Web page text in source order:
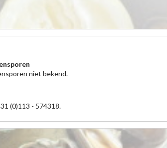
niet bekend.
(0)113 - 574318.